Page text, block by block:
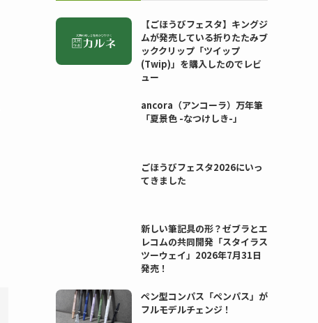
【ごほうびフェスタ】キングジ
ムが発売している折りたたみブ
ッククリップ「ツイップ
(Twip)」を購入したのでレビ
ュー
ancora（アンコーラ）万年筆
「夏景色 -なつけしき-」
ごほうびフェスタ2026にいっ
てきました
新しい筆記具の形？ゼブラとエ
レコムの共同開発「スタイラス
ツーウェイ」2026年7月31日
発売！
ペン型コンパス「ペンパス」が
フルモデルチェンジ！